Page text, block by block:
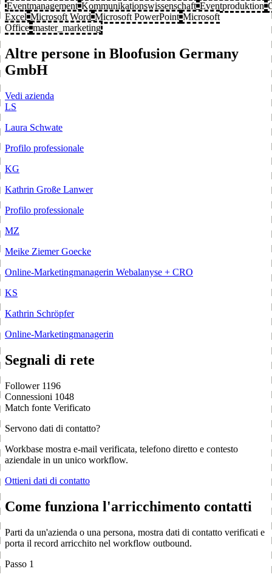
Eventmanagement Kommunikationswissenschaft Eventproduktion
Excel Microsoft Word Microsoft PowerPoint Microsoft
Office master_marketing
Altre persone in Bloofusion Germany
GmbH
Vedi azienda
LS
Laura Schwate
Profilo professionale
KG
Kathrin Große Lanwer
Profilo professionale
MZ
Meike Ziemer Goecke
Online-Marketingmanagerin Webalanyse + CRO
KS
Kathrin Schröpfer
Online-Marketingmanagerin
Segnali di rete
Follower 1196
Connessioni 1048
Match fonte Verificato
Servono dati di contatto?
Workbase mostra e-mail verificata, telefono diretto e contesto
aziendale in un unico workflow.
Ottieni dati di contatto
Come funziona l'arricchimento contatti
Parti da un'azienda o una persona, mostra dati di contatto verificati e
porta il record arricchito nel workflow outbound.
Passo 1